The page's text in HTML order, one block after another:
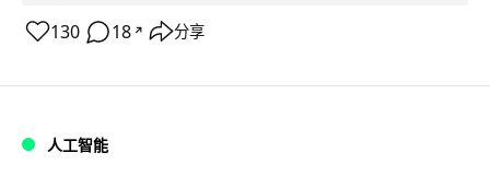
130 18 ↗ 分享
人工智能